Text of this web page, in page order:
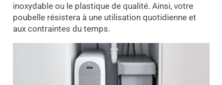
inoxydable ou le plastique de qualité. Ainsi, votre
poubelle résistera à une utilisation quotidienne et
aux contraintes du temps.